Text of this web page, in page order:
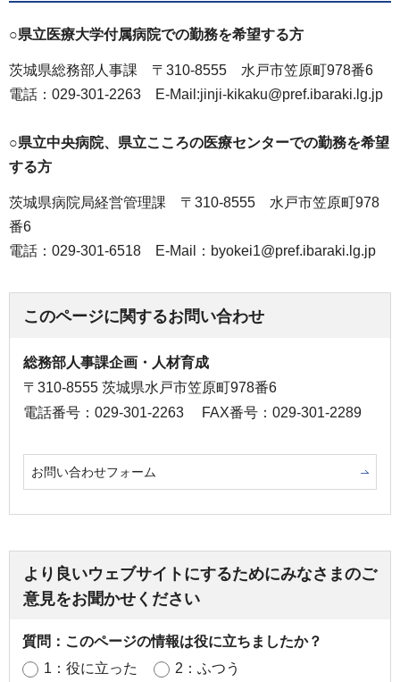
○県立医療大学付属病院での勤務を希望する方
茨城県総務部人事課 〒 310-8555 水 戸市笠原町978番6
電話：029-301-2263 E-Mail:jinji-kikaku@pref.ibaraki.lg.jp
○県立中央病院、県立こころの医療センターでの勤務を希望
する方
茨城県病院局経営管理課 〒310-8555 水戸市笠原町978
番6
電話：029-301-6518 E-Mail：byokei1@pref.ibaraki.lg.jp
このページに関するお問い合わせ
総務部人事課企画・人材育成
〒310-8555 茨城県水戸市笠原町978番6
電話番号：029-301-2263
FAX番号：029-301-2289
お問い合わせフォーム
より良いウェブサイトにするためにみなさまのご
意見をお聞かせください
質問：このページの情報は役に立ちましたか？
1：役に立った
2：ふつう